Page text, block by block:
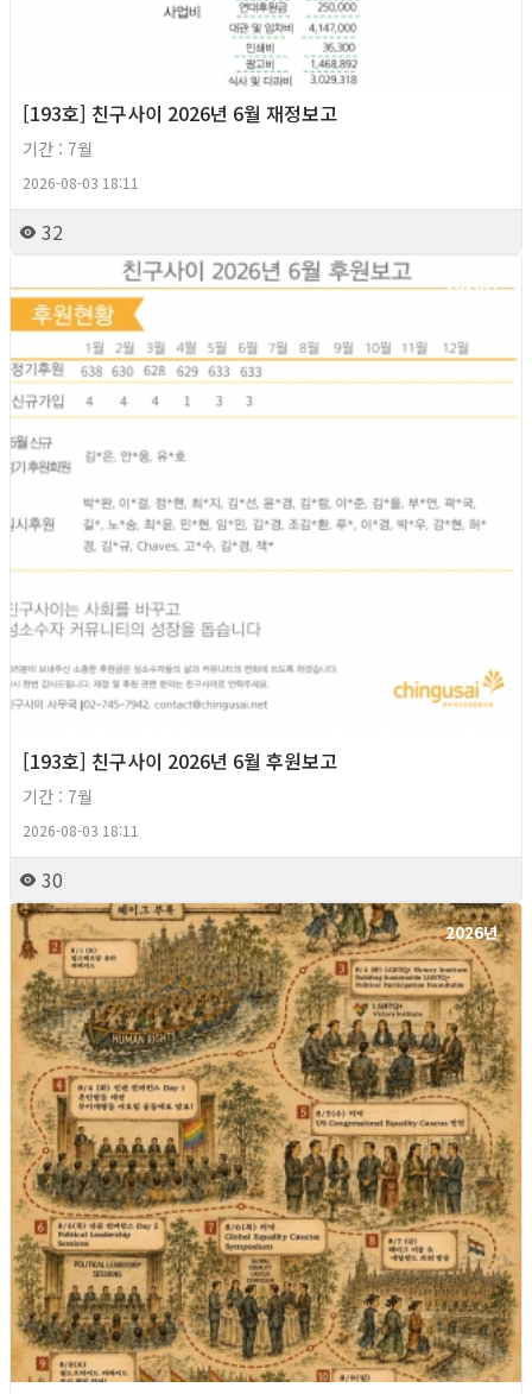
[193호] 친구사이 2026년 6월 재정보고
기간 : 7월
2026-08-03 18:11
32
2026년
[193호] 친구사이 2026년 6월 후원보고
기간 : 7월
2026-08-03 18:11
30
2026년